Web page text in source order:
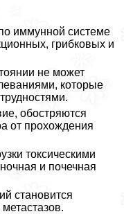
иммунной системе
грибковых и
не может
которые
обостряются
от прохождения
токсическими
и почечная
становится